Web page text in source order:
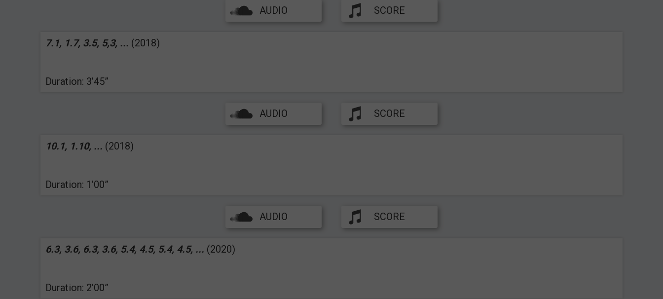
AUDIO SCORE
6.3, 3.6, 6.3, 3.6, 5.4, 4.5, 5.4, 4.5, ... (2020)
Duration: 2’00”
10.1, 1.10, ... (2018)
Duration: 1’00”
AUDIO SCORE
7.1, 1.7, 3.5, 5,3, ... (2018)
Duration: 3’45”
AUDIO SCORE